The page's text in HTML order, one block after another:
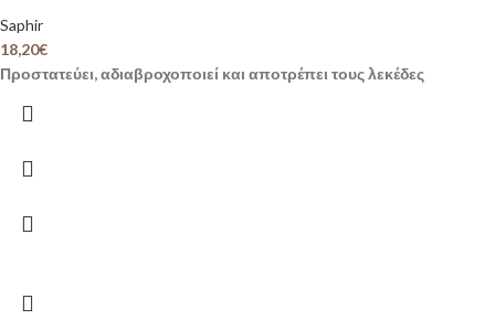
Saphir
18,20€
Προστατεύει, αδιαβροχοποιεί και αποτρέπει τους λεκέδες